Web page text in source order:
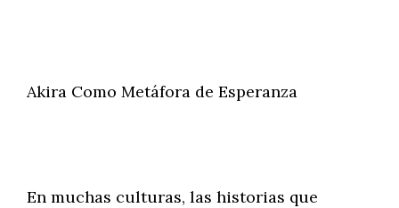
Akira Como Metáfora de Esperanza
En muchas culturas, las historias que